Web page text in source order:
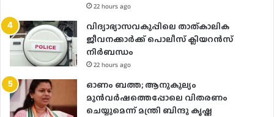
22 hours ago
വിദ്യാഭ്യാസവകുപ്പിലെ താത്കാലിക
ജീവനക്കാർക്ക് പൊലീസ് ക്ലിയറൻസ്
നിർബന്ധം
22 hours ago
ഓണം ബത്ത; ആനുകൂല്യം
മുൻവർഷത്തെപ്പോലെ വിതരണം
ചെയ്യുമെന്ന് മന്ത്രി ബിന്ദു കൃഷ്ണ